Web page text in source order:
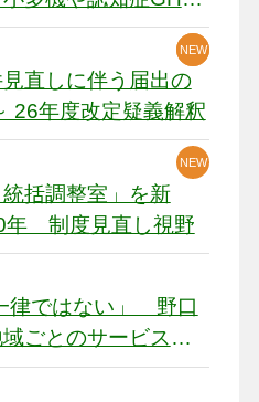
感
見直しに伴う届出の
26年度改定疑義解釈
NEW
NEW
括調整室」を新
制度見直し視野
NEW
律ではない」 野口
ごとのサービス基